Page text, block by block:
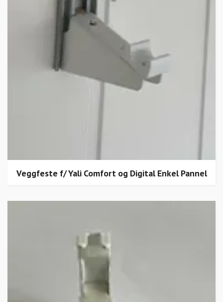
Veggfeste f/ Yali Comfort og Digital Enkel Pannel